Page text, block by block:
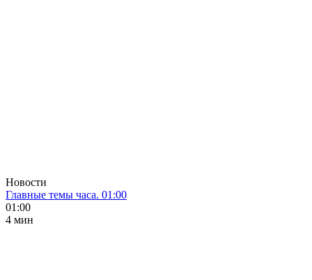
Новости
Главные темы часа. 01:00
01:00
4 мин